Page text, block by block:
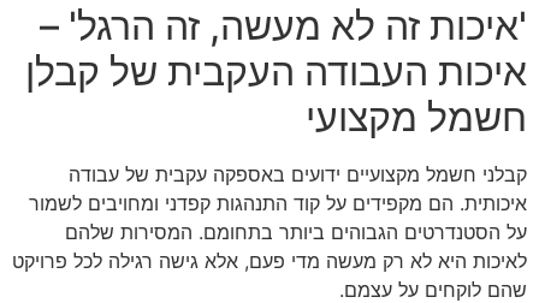
'איכות זה לא מעשה, זה הרגל' –
איכות העבודה העקבית של קבלן
חשמל מקצועי
קבלני חשמל מקצועיים ידועים באספקה עקבית של עבודה
איכותית. הם מקפידים על קוד התנהגות קפדני ומחויבים לשמור
על הסטנדרטים הגבוהים ביותר בתחומם. המסירות שלהם
לאיכות היא לא רק מעשה מדי פעם, אלא גישה רגילה לכל פרויקט
שהם לוקחים על עצמם.